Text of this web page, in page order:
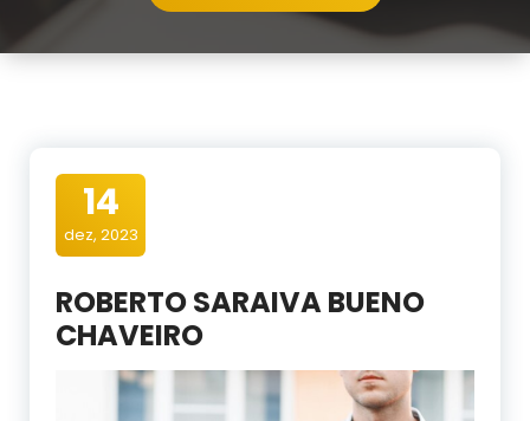
14
dez, 2023
ROBERTO SARAIVA BUENO
CHAVEIRO